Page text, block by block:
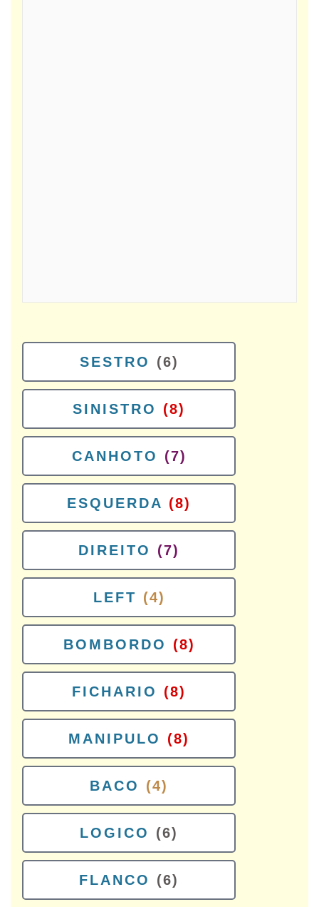
SESTRO (6)
SINISTRO (8)
CANHOTO (7)
ESQUERDA (8)
DIREITO (7)
LEFT (4)
BOMBORDO (8)
FICHARIO (8)
MANIPULO (8)
BACO (4)
LOGICO (6)
FLANCO (6)